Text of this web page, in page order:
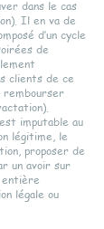
dans le cas
Il en va de
d’un cycle
de
clients de ce
rembourser
imputable au
légitime, le
proposer de
un avoir sur
entière
légale ou